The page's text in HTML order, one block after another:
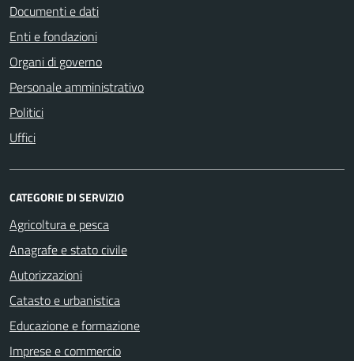
Documenti e dati
Enti e fondazioni
Organi di governo
Personale amministrativo
Politici
Uffici
CATEGORIE DI SERVIZIO
Agricoltura e pesca
Anagrafe e stato civile
Autorizzazioni
Catasto e urbanistica
Educazione e formazione
Imprese e commercio